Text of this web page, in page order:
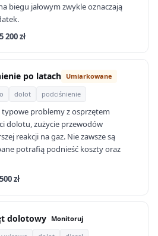
biegu jałowym zwykle oznaczają
200 zł
po latach Umiarkowane
dolot podciśnienie
typowe problemy z osprzętem
dolotu, zużycie przewodów
reakcji na gaz. Nie zawsze są
potrafią podnieść koszty oraz
zł
dolotowy Monitoruj